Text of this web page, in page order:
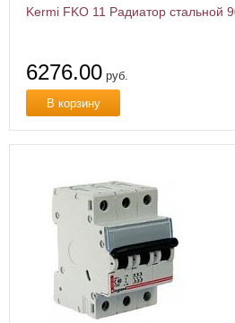
Kermi FKO 11 Радиатор стальной
6276.00 руб.
В корзину